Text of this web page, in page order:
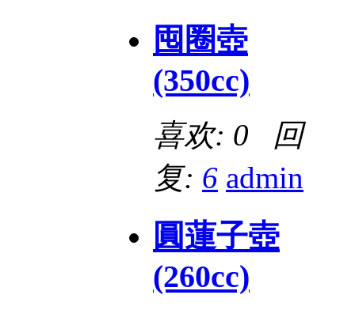
囤圈壺
(350cc)
喜欢: 0 回
复: 6 admin
圓蓮子壺
(260cc)